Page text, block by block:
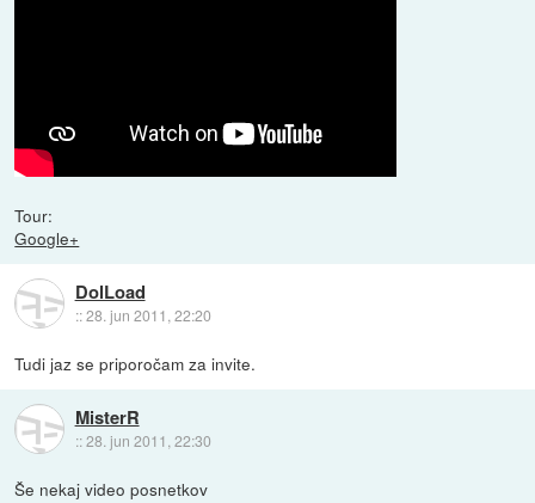
Tour:
Google+
DolLoad
::28. jun 2011, 22:20
Tudi jaz se priporočam za invite.
MisterR
::28. jun 2011, 22:30
Še nekaj video posnetkov